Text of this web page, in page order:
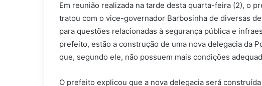
Em reunião realizada na tarde desta quarta-feira (2), o
tratou com o vice-governador Barbosinha de diversas
para questões relacionadas à segurança pública e
prefeito, estão a construção de uma nova delegacia da
que, segundo ele, não possuem mais condições
O prefeito explicou que a nova delegacia será